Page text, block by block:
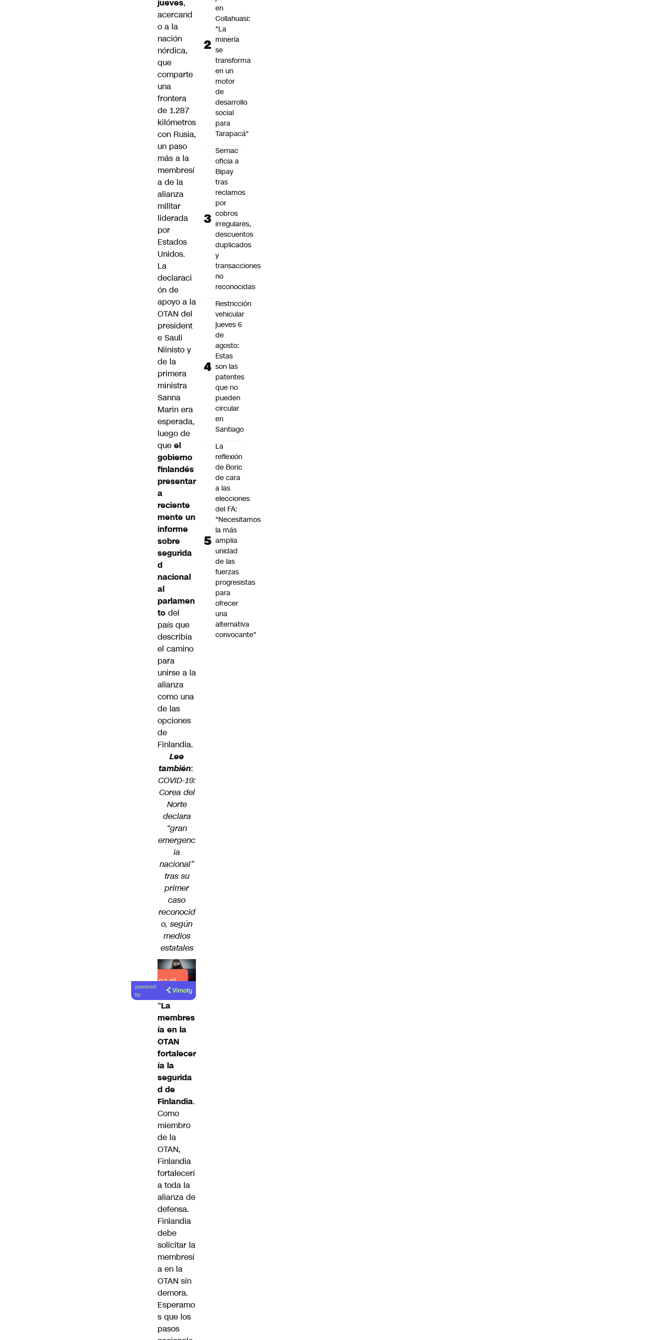
jueves,
acercand
o a la
nación
nórdica,
que
comparte
una
frontera
de 1.287
kilómetros
con Rusia,
un paso
más a la
membresí
a de la
alianza
militar
liderada
por
Estados
Unidos.
La
declaraci
ón de
apoyo a la
OTAN del
president
e Sauli
Niinisto y
de la
primera
ministra
Sanna
Marin era
esperada,
luego de
que el
gobierno
finlandés
presentar
a
reciente
mente un
informe
sobre
segurida
d
nacional
al
parlamen
to del
país que
describía
el camino
para
unirse a la
alianza
como una
de las
opciones
de
Finlandia.
Lee
también:
COVID-19:
Corea del
Norte
declara
“gran
emergenc
ia
nacional”
tras su
primer
caso
reconocid
o, según
medios
estatales
Lea el
artículo
powered
by
“La
membres
ía en la
OTAN
fortalecer
ía la
segurida
d de
Finlandia.
Como
miembro
de la
OTAN,
Finlandia
fortalecerí
a toda la
alianza de
defensa.
Finlandia
debe
solicitar la
membresí
a en la
OTAN sin
demora.
Esperamo
s que los
pasos
en
Collahuasi:
"La
minería
se
transforma
en un
motor
de
desarrollo
social
para
Tarapacá"
Sernac
oficia a
Bipay
tras
reclamos
por
cobros
irregulares,
descuentos
duplicados
y
transacciones
no
reconocidas
Restricción
vehicular
jueves 6
de
agosto:
Estas
son las
patentes
que no
pueden
circular
en
Santiago
La
reflexión
de Boric
de cara
a las
elecciones
del FA:
"Necesitamos
la más
amplia
unidad
de las
fuerzas
progresistas
para
ofrecer
una
alternativa
convocante"